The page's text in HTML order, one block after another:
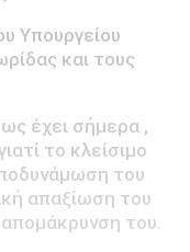
Υπουργείου
και τους
έχει σήμερα ,
το κλείσιμο
του
απαξίωση του
του.